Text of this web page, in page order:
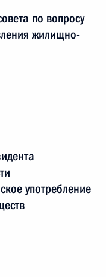
по вопросу
жилищно-
употребление